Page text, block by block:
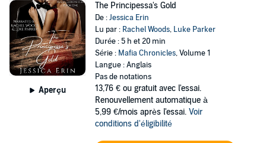
Aperçu
The Principessa's Gold
De :Jessica Erin
Lu par : Rachel Woods, Luke Parker
Durée : 5 h et 20 min
Série : Mafia Chronicles, Volume 1
Langue : Anglais
Pas de notations
13,76 € ou gratuit avec l'essai.
Renouvellement automatique à
5,99 €/mois après l'essai. Voir
conditions d'éligibilité